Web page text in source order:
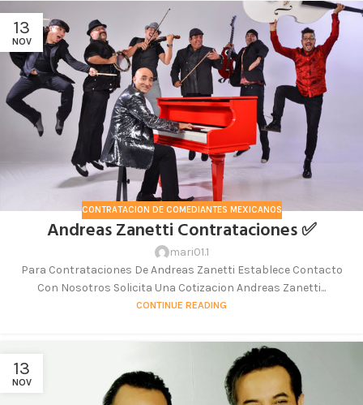
13
NOV
CONTRATACION DE COMEDIANTES MEXICANOS
Andreas Zanetti Contrataciones ✅
mari01.1
Para Contrataciones De Andreas Zanetti Establece Contacto
Con Nosotros Solicita Una Cotizacion Andreas Zanetti...
CONTINUE READING
13
NOV